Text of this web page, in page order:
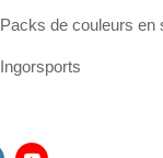
Packs de couleurs en
Ingorsports